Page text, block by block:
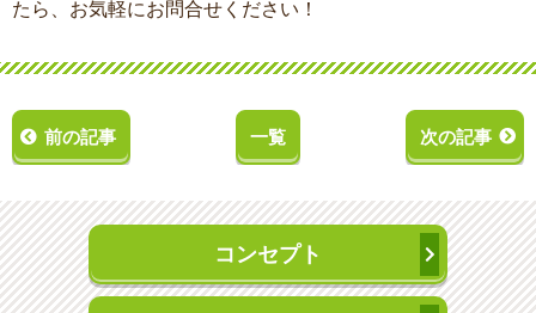
たら、お気軽にお問合せください！
前の記事 一覧 次の記事
コンセプト